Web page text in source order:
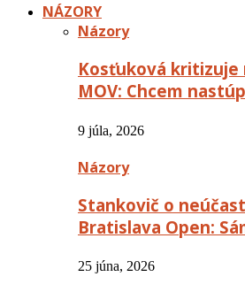
NÁZORY
Názory
Kosťuková
MOV: Chcem
9 júla, 2026
Názory
Stankovič o
Bratislava Open:
25 júna, 2026